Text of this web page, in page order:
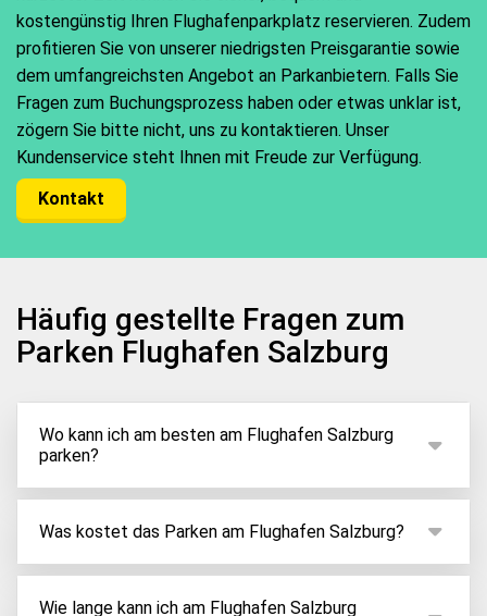
kostengünstig Ihren Flughafenparkplatz reservieren. Zudem
profitieren Sie von unserer niedrigsten Preisgarantie sowie
dem umfangreichsten Angebot an Parkanbietern. Falls Sie
Fragen zum Buchungsprozess haben oder etwas unklar ist,
zögern Sie bitte nicht, uns zu kontaktieren. Unser
Kundenservice steht Ihnen mit Freude zur Verfügung.
Kontakt
Häufig gestellte Fragen zum
Parken Flughafen Salzburg
Wo kann ich am besten am Flughafen Salzburg
parken?
ParkenAmFlughafen bietet Ihnen eine übersicht zu
den besten Parkmöglichkeiten rund um den
Reisedaten ein und schon finden Sie alle Optionen,
die im gewählten Zeitraum zur Verfügung stehen.
Was kostet das Parken am Flughafen Salzburg?
Mit ParkenAmFlughafen finden Sie Preise bereits
ab 2,78€ pro Tag. Eine praktische Übersicht zu den
Wie lange kann ich am Flughafen Salzburg